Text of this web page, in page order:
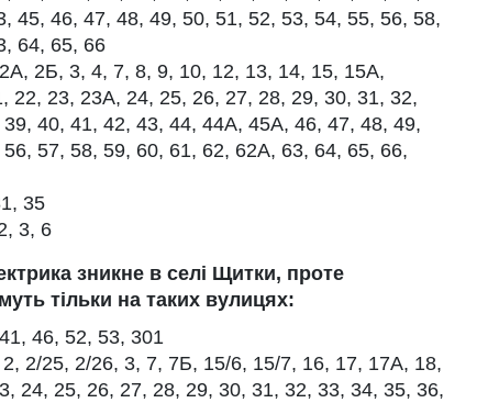
45, 46, 47, 48, 49, 50, 51, 52, 53, 54, 55, 56, 58,
64, 65, 66
2Б, 3, 4, 7, 8, 9, 10, 12, 13, 14, 15, 15А,
22, 23, 23А, 24, 25, 26, 27, 28, 29, 30, 31, 32,
40, 41, 42, 43, 44, 44А, 45А, 46, 47, 48, 49,
57, 58, 59, 60, 61, 62, 62А, 63, 64, 65, 66,
35
3, 6
зникне в селі Щитки, проте
тільки на таких вулицях:
46, 52, 53, 301
2/25, 2/26, 3, 7, 7Б, 15/6, 15/7, 16, 17, 17А, 18,
24, 25, 26, 27, 28, 29, 30, 31, 32, 33, 34, 35, 36,